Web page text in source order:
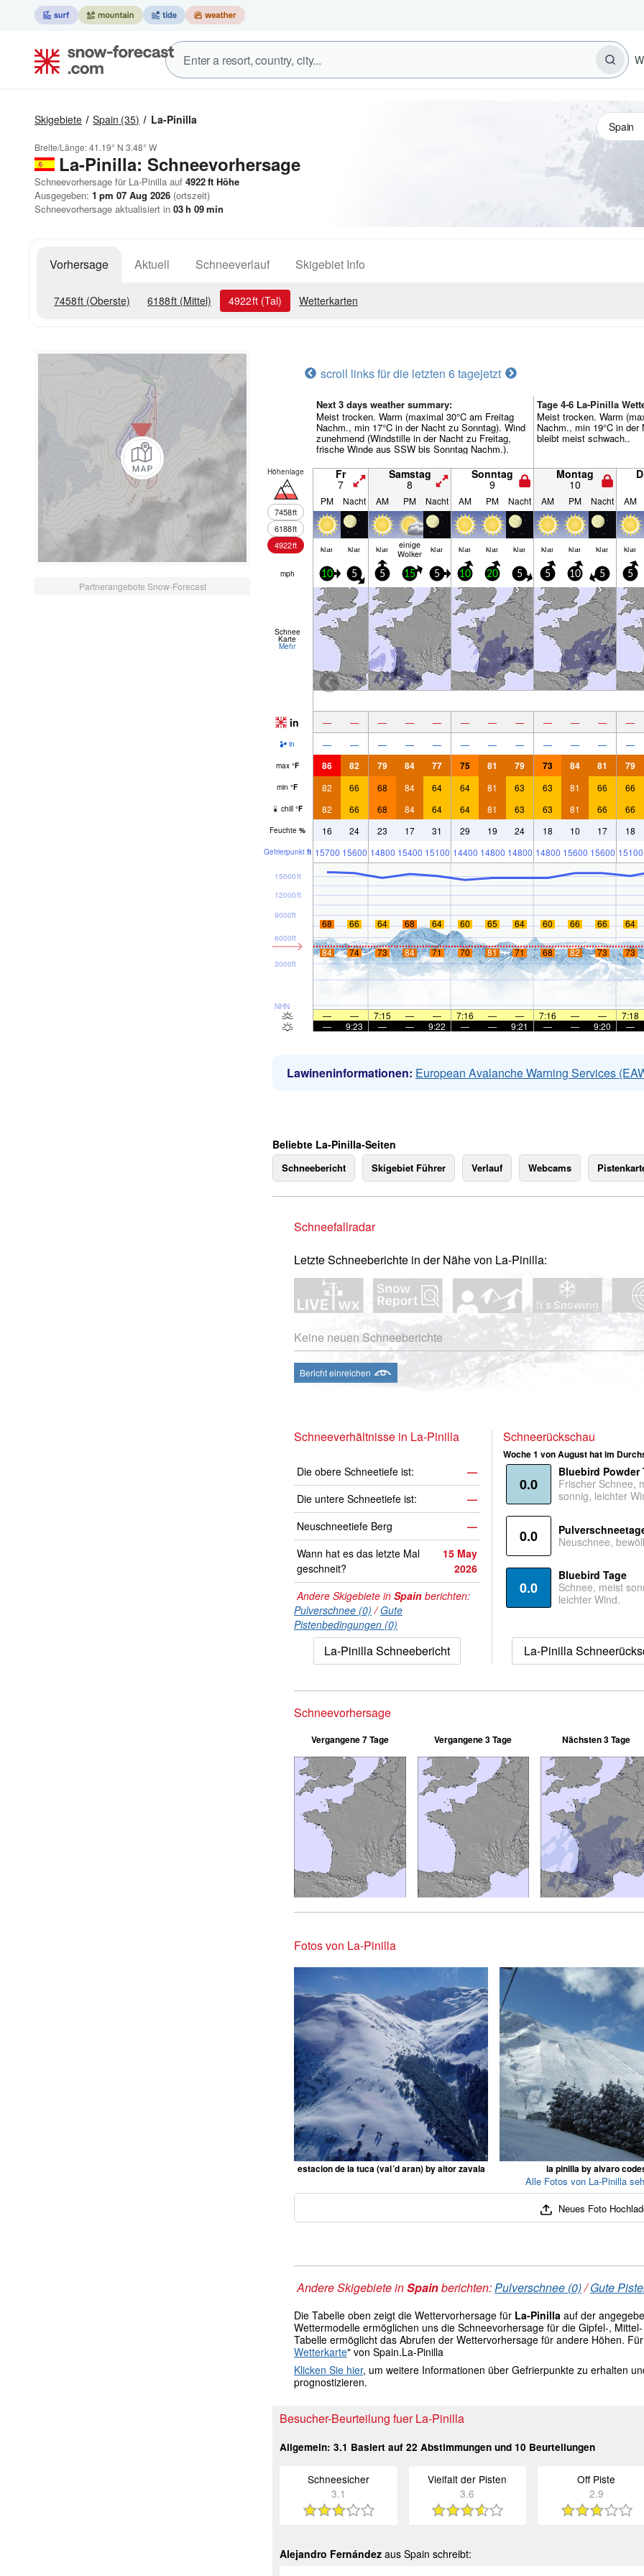
Skigebiete Spain (35) La-Pinilla
Breite/Länge:41.19° N 3.48° W
La-Pinilla: Schneevorhersage
Schneevorhersage für La-Pinilla auf 4922ft Höhe
Ausgegeben: 1 pm 07 Aug 2026 (ortszeit)
Schneevorhersage aktualisiert in 03h 09min
Vorhersage Aktuell Schneeverlauf Skigebiet Info
7458ft (Oberste) 6188ft (Mittel) 4922ft (Tal) Wetterkarten
Partnerangebote Snow-Forecast
scroll links für die letzten 6 tagejetzt
Next 3 days weather summary:
Meist trocken. Warm (maximal 30°C am Freitag
Nachm., min 17°C in der Nacht zu Sonntag). Wind
zunehmend (Windstille in der Nacht zu Freitag,
frische Winde aus SSW bis Sonntag Nachm.).
Tage 4-6 La-Pinilla
Meist trocken. Warm
Nachm., min 19°C in
bleibt meist schwach..
Höhenlage
7458ft
6188ft
4922ft
Fr
7
Samstag
8
Sonntag
9
Montag
10
PM Nacht AM PM Nacht AM PM Nacht AM PM Nacht AM
klar klar klar einige
Wolken klar klar klar klar klar klar klar klar
mph 10 5 5 15 5 10 20 5 5 10 5 5
Schnee
Karte
Mehr
in — — — — — — — — — — — —
in — — — — — — — — — — — —
max °F 86 82 79 84 77 75 81 79 73 84 81 79
min °F 82 66 68 84 64 64 81 63 63 81 66 66
chill °F 82 66 68 84 64 64 81 63 63 81 66 66
Feuchte % 16 24 23 17 31 29 19 24 18 10 17 18
Gefrier­punkt ft 15700 15600 14800 15400 15100 14400 14800 14800 14800 15600 15600 15100
NHN
3000ft
6000ft
9000ft
12000ft
15000ft
68 66 64 68 64 60 65 64 60 66 66 64
84 74 73 84 71 70 81 71 68 82 73 73
— — 7:15 — — 7:16 — — 7:16 — — 7:18
—
9:23 — — 9:22 — — 9:21 — — 9:20 —
Lawineninformationen: European Avalanche Warning Services
Beliebte La-Pinilla-Seiten
Schneebericht Skigebiet Führer Verlauf Webcams
Schneefallradar
Letzte Schneeberichte in der Nähe von La-Pinilla:
Keine neuen Schneeberichte
Bericht einreichen
Schneeverhältnisse in La-Pinilla
Die obere Schneetiefe ist:
—
Die untere Schneetiefe ist:
—
Neuschneetiefe Berg
—
Wann hat es das letzte Mal
geschneit?
15 May
2026
Andere Skigebiete in Spain berichten:
Pulverschnee (0) /Gute
Pistenbedingungen (0)
La-Pinilla Schneebericht
Schneerückschau
Woche 1 von August hat im
0.0
Bluebird Powder
Frischer Schnee,
sonnig, leichter
0.0
Neuschnee,
0.0
Bluebird Tage
Schnee, meist
leichter Wind.
La-Pinilla
Schneevorhersage
Vergangene 7 Tage Vergangene 3 Tage Nächsten 3 Tage
Fotos von La-Pinilla
estacion de la tuca (val´d aran) by aitor zavala la pinilla by alvaro
Alle Fotos von La-Pinilla
Neues Foto
Andere Skigebiete inSpainberichten:Pulverschnee (0)/Gute
Die Tabelle oben zeigt die Wettervorhersage für La-Pinilla auf der
Wettermodelle ermöglichen uns die Schneevorhersage für die Gipfel-,
Tabelle ermöglicht das Abrufen der Wettervorhersage für andere Höhen.
Wetterkarte" von Spain.La-Pinilla
Klicken Sie hier, um weitere Informationen über Gefrierpunkte zu erhalten
prognostizieren.
Besucher-Beurteilung fuer La-Pinilla
Allgemein: 3.1 Basiert auf 22 Abstimmungen und 10 Beurteilungen
Schneesicher
3.1
Vielfalt der Pisten
3.6
Off Piste
2.9
Alejandro Fernández aus Spain schreibt: